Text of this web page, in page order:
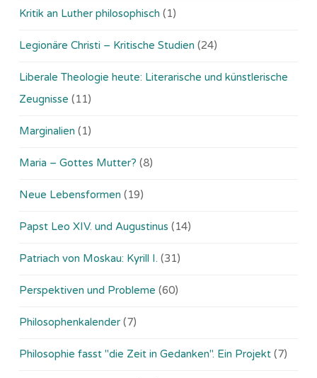
Kritik an Luther philosophisch (1)
Legionäre Christi – Kritische Studien (24)
Liberale Theologie heute: Literarische und künstlerische
Zeugnisse (11)
Marginalien (1)
Maria – Gottes Mutter? (8)
Neue Lebensformen (19)
Papst Leo XIV. und Augustinus (14)
Patriach von Moskau: Kyrill I. (31)
Perspektiven und Probleme (60)
Philosophenkalender (7)
Philosophie fasst "die Zeit in Gedanken". Ein Projekt (7)